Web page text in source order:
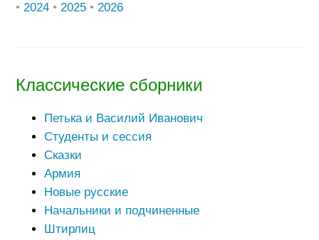
• 2024 • 2025 • 2026
Классические сборники
Петька и Василий Иванович
Студенты и сессия
Сказки
Армия
Новые русские
Начальники и подчиненные
Штирлиц